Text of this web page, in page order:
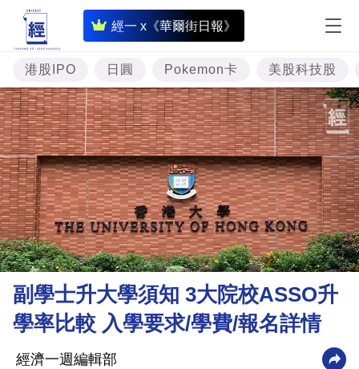
經一 x《華爾街日報》
即
時
財
經
專
題
投
資
樓
市
理
財
商
業
港股IPO 日圓 Pokemon卡 美股科技股
副學士升大學須知 3大院校ASSO升
學率比較 入學要求/學費/報名詳情
經濟一週編輯部